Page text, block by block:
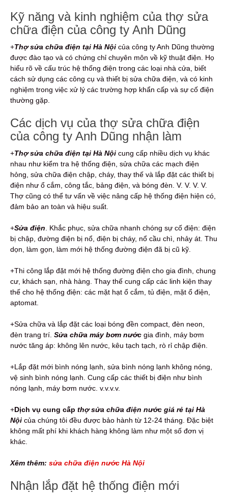
Kỹ năng và kinh nghiệm của thợ sửa
chữa điện của công ty Anh Dũng
+Thợ sửa chữa điện tại Hà Nội của công ty Anh Dũng thường
được đào tạo và có chứng chỉ chuyên môn về kỹ thuật điện. Họ
hiểu rõ về cấu trúc hệ thống điện trong các loại nhà cửa, biết
cách sử dụng các công cụ và thiết bị sửa chữa điện, và có kinh
nghiệm trong việc xử lý các trường hợp khẩn cấp và sự cố điện
thường gặp.
Các dịch vụ của thợ sửa chữa điện
của công ty Anh Dũng nhận làm
+Thợ sửa chữa điện tại Hà Nội cung cấp nhiều dịch vụ khác
nhau như kiểm tra hệ thống điện, sửa chữa các mạch điện
hỏng, sửa chữa điện chập, cháy, thay thế và lắp đặt các thiết bị
điện như ổ cắm, công tắc, bảng điện, và bóng đèn. V. V. V. V.
Thợ cũng có thể tư vấn về việc nâng cấp hệ thống điện hiện có,
đảm bảo an toàn và hiệu suất.
+Sửa điện . Khắc phục, sửa chữa nhanh chóng sự cố điện: điện
bị chập, đường điện bị nổ, điện bị cháy, nổ cầu chì, nhảy át. Thu
dọn, làm gọn, làm mới hệ thống đường điện đã bị cũ kỹ.
+Thi công lắp đặt mới hệ thống đường điện cho gia đình, chung
cư, khách sạn, nhà hàng. Thay thế cung cấp các linh kiện thay
thế cho hệ thống điện: các mặt hạt ổ cắm, tủ điện, mặt ổ điện,
aptomat.
+Sửa chữa và lắp đặt các loại bóng đền compact, đèn neon,
đèn trang trí. Sửa chữa máy bơm nước gia đình, máy bơm
nước tăng áp: không lên nước, kêu tạch tạch, rò rỉ chập điện.
+Lắp đặt mới bình nóng lạnh, sửa bình nóng lạnh không nóng,
vệ sinh bình nóng lạnh. Cung cấp các thiết bị điện như bình
nóng lạnh, máy bơm nước. v.v.v.v.
+Dịch vụ cung cấp thợ sửa chữa điện nước giá rẻ tại Hà
Nội của chúng tôi đều được bảo hành từ 12-24 tháng. Đặc biệt
không mất phí khi khách hàng không làm như một số đơn vị
khác.
Xêm thêm: sửa chữa điện nước Hà Nội
Nhận lắp đặt hệ thống điện mới